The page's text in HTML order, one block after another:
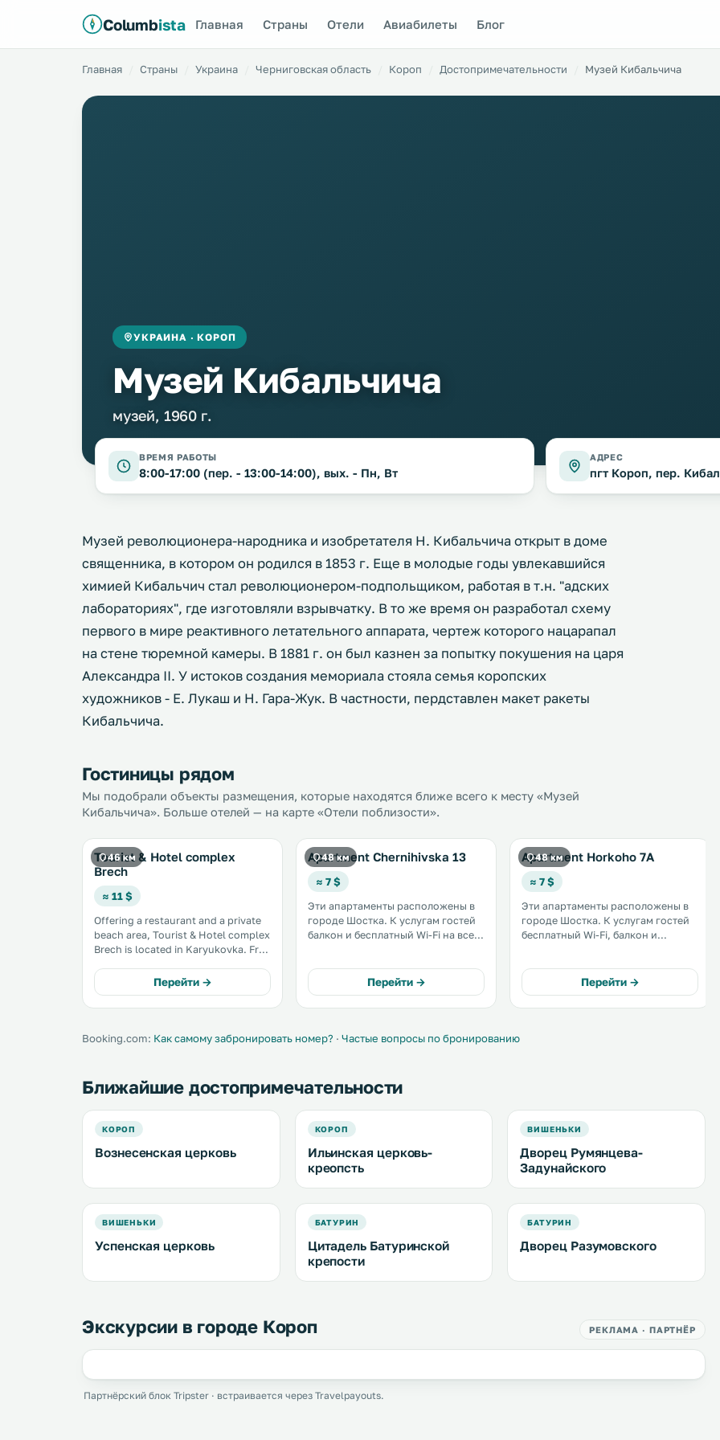
Columbista Главная Страны Отели Авиабилеты Блог
Главная Страны Украина Черниговская область Короп Достопримечательности Музей Кибальчича
УКРАИНА · КОРОП
Музей Кибальчича
музей, 1960 г.
ВРЕМЯ РАБОТЫ
8:00-17:00 (пер. - 13:00-14:00), вых. - Пн, Вт
АДРЕС
пгт Короп, пер.
Музей революционера-народника и изобретателя Н. Кибальчича открыт в доме
священника, в котором он родился в 1853 г. Еще в молодые годы увлекавшийся
химией Кибальчич стал революционером-подпольщиком, работая в т.н. "адских
лабораториях", где изготовляли взрывчатку. В то же время он разработал схему
первого в мире реактивного летательного аппарата, чертеж которого нацарапал
на стене тюремной камеры. В 1881 г. он был казнен за попытку покушения на царя
Александра II. У истоков создания мемориала стояла семья коропских
художников - Е. Лукаш и Н. Гара-Жук. В частности, пердставлен макет ракеты
Кибальчича.
Гостиницы рядом
Мы подобрали объекты размещения, которые находятся ближе всего к месту «Музей
Кибальчича». Больше отелей — на карте «Отели поблизости».
46 км
Tourist & Hotel complex
Brech
≈ 11 $
Offering a restaurant and a private
beach area, Tourist & Hotel complex
Brech is located in Karyukovka. Free
here will provide you with air
conditioning and a minibar. There is
also an electric kettle. .
Перейти →
48 км
Apartment Chernihivska 13
≈ 7 $
Эти апартаменты расположены в
городе Шостка. К услугам гостей
балкон и бесплатный Wi-Fi на всей
Гостям этих апартаментов с
собственной кухней
предоставляются полотенца и
Перейти →
48 км
Apartment Horkoho 7A
≈ 7 $
Эти апартаменты расположены в
городе Шостка. К услугам гостей
бесплатный Wi-Fi, балкон и
холодильником. Гостям
апартаментов «На Горького, 7А»
предоставляются полотенца и
Перейти →
Booking.com: Как самому забронировать номер? · Частые вопросы по бронированию
Ближайшие достопримечательности
КОРОП
Вознесенская церковь
КОРОП
Ильинская церковь-
креопсть
ВИШЕНЬКИ
Дворец Румянцева-
Задунайского
ВИШЕНЬКИ
Успенская церковь
БАТУРИН
Цитадель Батуринской
крепости
БАТУРИН
Дворец Разумовского
Экскурсии в городе Короп РЕКЛАМА · ПАРТНЁР
Партнёрский блок Tripster · встраивается через Travelpayouts.